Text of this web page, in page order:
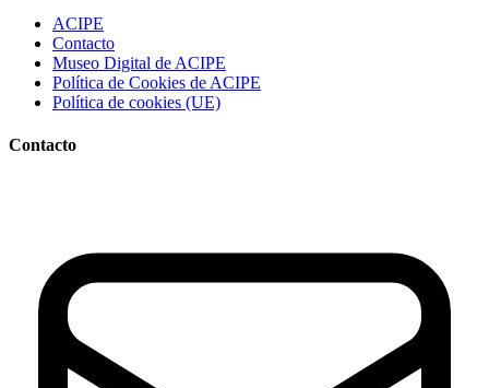
ACIPE
Contacto
Museo Digital de ACIPE
Política de Cookies de ACIPE
Política de cookies (UE)
Contacto